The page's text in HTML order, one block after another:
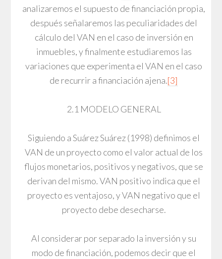
analizaremos el supuesto de financiación propia,
después señalaremos las peculiaridades del
cálculo del VAN en el caso de inversión en
inmuebles, y finalmente estudiaremos las
variaciones que experimenta el VAN en el caso
de recurrir a financiación ajena.[3]
2.1 MODELO GENERAL
Siguiendo a Suárez Suárez (1998) definimos el
VAN de un proyecto como el valor actual de los
flujos monetarios, positivos y negativos, que se
derivan del mismo. VAN positivo indica que el
proyecto es ventajoso, y VAN negativo que el
proyecto debe desecharse.
Al considerar por separado la inversión y su
modo de financiación, podemos decir que el